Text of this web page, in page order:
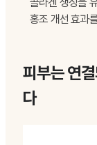
홍조 개선 효과
피부는 연
다